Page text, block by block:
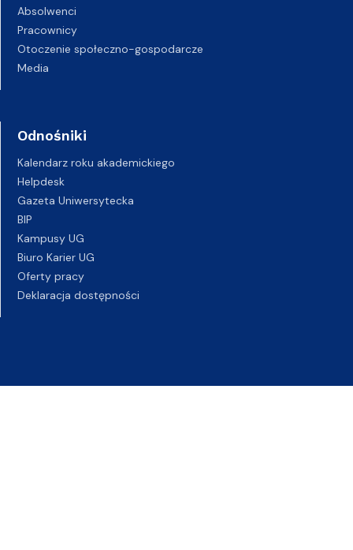
Absolwenci
Pracownicy
Otoczenie społeczno-gospodarcze
Media
Odnośniki
Kalendarz roku akademickiego
Helpdesk
Gazeta Uniwersytecka
BIP
Kampusy UG
Biuro Karier UG
Oferty pracy
Deklaracja dostępności